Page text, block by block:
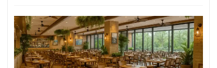
Melhores
Restaurantes
em
São
Paulo: